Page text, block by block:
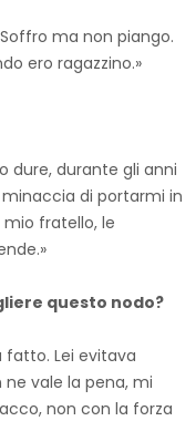
ma non piango.
ero ragazzino.»
dure, durante gli anni
minaccia di portarmi in
fratello, le
questo nodo?
fatto. Lei evitava
vale la pena, mi
non con la forza